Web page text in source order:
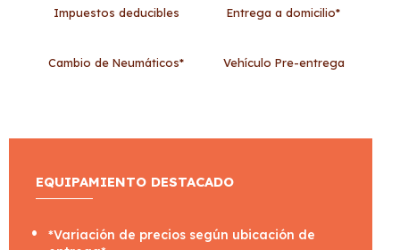
Impuestos deducibles Entrega a domicilio*
Cambio de Neumáticos* Vehículo Pre-entrega
EQUIPAMIENTO DESTACADO
*Variación de precios según ubicación de